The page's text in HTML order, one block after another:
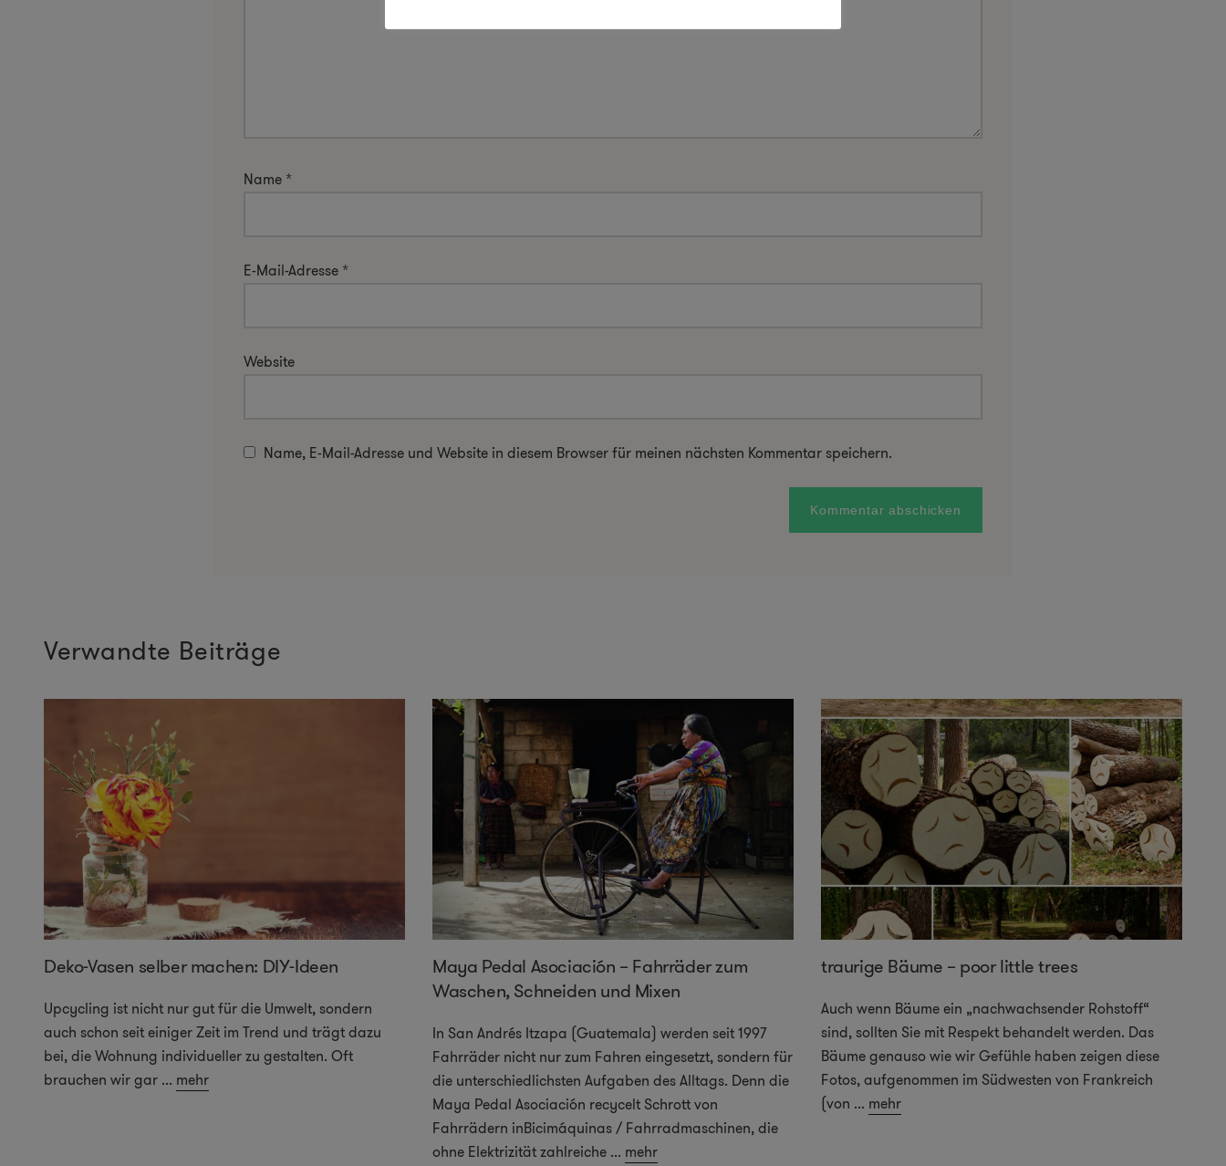
Name *
E-Mail-Adresse *
Website
Name, E-Mail-Adresse und Website in diesem Browser für meinen nächsten Kommentar speichern.
Verwandte Beiträge
Deko-Vasen selber machen: DIY-Ideen
Upcycling ist nicht nur gut für die Umwelt, sondern
auch schon seit einiger Zeit im Trend und trägt dazu
bei, die Wohnung individueller zu gestalten. Oft
brauchen wir gar ... mehr
Maya Pedal Asociación – Fahrräder zum
Waschen, Schneiden und Mixen
In San Andrés Itzapa (Guatemala) werden seit 1997
Fahrräder nicht nur zum Fahren eingesetzt, sondern für
die unterschiedlichsten Aufgaben des Alltags. Denn die
Maya Pedal Asociación recycelt Schrott von
Fahrrädern inBicimáquinas / Fahrradmaschinen, die
ohne Elektrizität zahlreiche ... mehr
traurige Bäume – poor little trees
Auch wenn Bäume ein „nachwachsender Rohstoff“
sind, sollten Sie mit Respekt behandelt werden. Das
Bäume genauso wie wir Gefühle haben zeigen diese
Fotos, aufgenommen im Südwesten von Frankreich
(von ... mehr